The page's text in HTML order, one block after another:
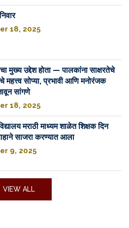
18, 2025
मुख्य उद्देश होता — पालकांना साक्षरतेचे
महत्त्व सोप्या, प्रभावी आणि मनोरंजक
सांगणे
18, 2025
मराठी माध्यम शाळेत शिक्षक दिन
साजरा करण्यात आला
9, 2025
VIEW ALL